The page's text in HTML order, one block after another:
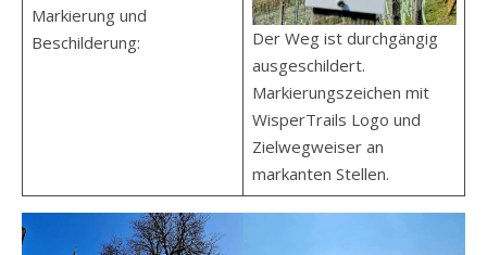
Markierung und
Beschilderung:
Der Weg ist durchgängig
ausgeschildert.
Markierungszeichen mit
WisperTrails Logo und
Zielwegweiser an
markanten Stellen.